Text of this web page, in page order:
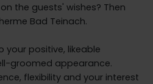
the guests' wishes? Then
Bad Teinach.
your positive, likeable
groomed appearance.
flexibility and your interest